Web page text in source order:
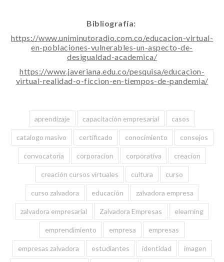
Bibliografía:
https://www.uniminutoradio.com.co/educacion-virtual-
en-poblaciones-vulnerables-un-aspecto-de-
desigualdad-academica/
https://www.javeriana.edu.co/pesquisa/educacion-
virtual-realidad-o-ficcion-en-tiempos-de-pandemia/
aprendizaje capacitación empresarial casos
catalogo masivo certificado conocimiento consejos
convocatoria corporacion corporativa creacion
creación cursos virtuales cultura curso
curso zalvadora educación zalvadora empresa
zalvadora empresarial Zalvadora Empresas elearning
emprendimiento empresa empresas
empresas zalvadora estudiantes identidad imagen